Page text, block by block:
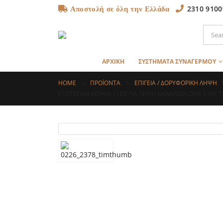
Αποστολή σε όλη την Ελλάδα 2310
ΑΡΧΙΚΗ ΣΥΣΤΗΜΑΤΑ ΣΥΝΑΓΕΡΜΟΥ
HOME ΠΡΟΪΌΝΤΑ ΕΠΙΓΕΙΑ / ΔΟΡΥΦΟΡΙΚΗ ΛΗΨΗ